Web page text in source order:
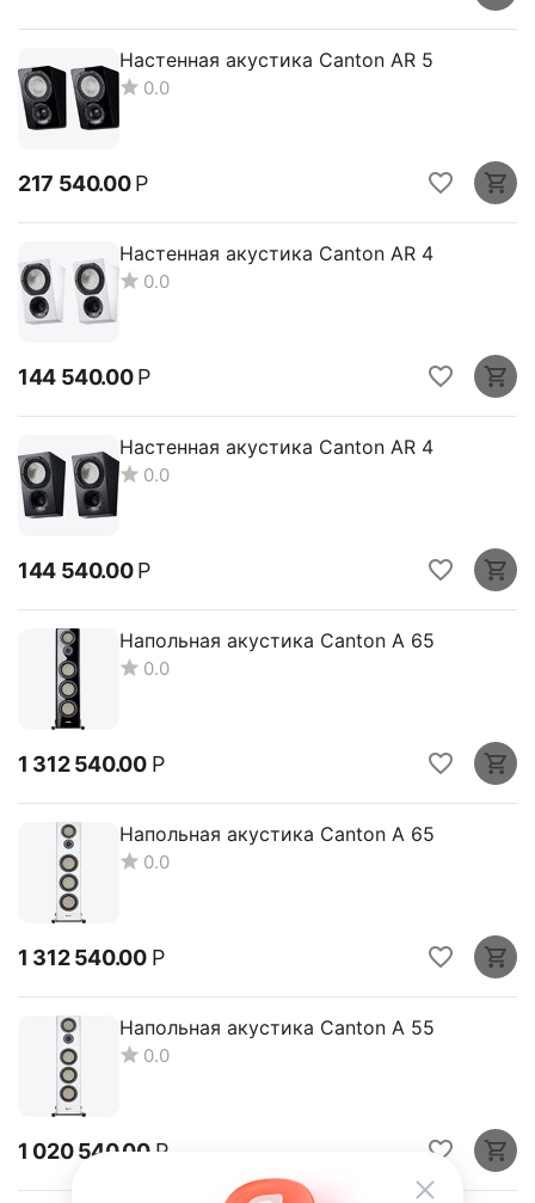
Настенная акустика Canton AR 5
0.0
217 540.00 Р
Настенная акустика Canton AR 4
0.0
144 540.00 Р
Настенная акустика Canton AR 4
0.0
144 540.00 Р
Напольная акустика Canton A 65
0.0
1 312 540.00 Р
Напольная акустика Canton A 65
0.0
1 312 540.00 Р
Напольная акустика Canton A 55
0.0
1 020 540.00 Р